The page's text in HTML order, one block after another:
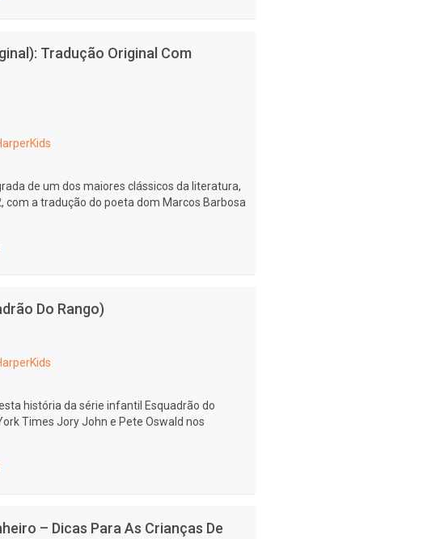
Tradução Original Com
de um dos maiores clássicos da literatura,
com a tradução do poeta dom Marcos Barbosa
Do Rango)
história da série infantil Esquadrão do
Times Jory John e Pete Oswald nos
– Dicas Para As Crianças De